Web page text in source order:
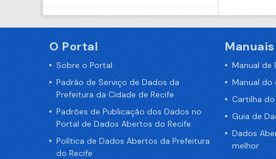
O Portal
Sobre o Portal
Padrão de Serviço de Dados da
Prefeitura da Cidade de Recife
Padrões de Publicação dos Dados no
Portal de Dados Abertos do Recife
Política de Dados Abertos da Prefeitura
do Recife
Manual de
Manual do
Cartilha
Guia de
Dados
melhor